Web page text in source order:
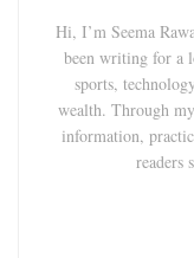
Hi, I’m Seema
been writing for a
sports,
wealth. Through
information,
readers